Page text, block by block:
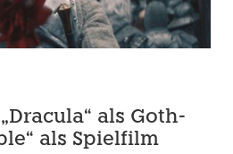
als Goth-
als Spielfilm